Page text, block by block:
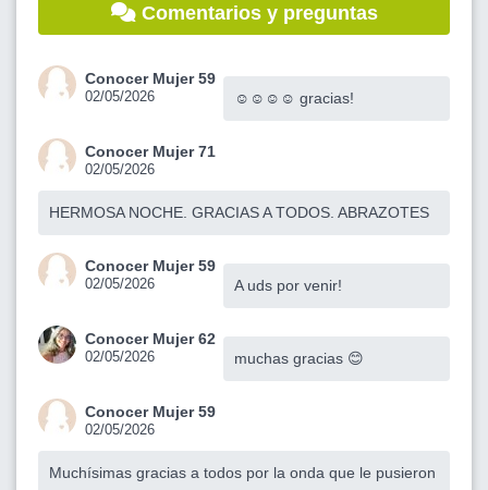
Comentarios y preguntas
Conocer Mujer 59
02/05/2026 ☺️☺️☺️☺️ gracias!
Conocer Mujer 71
02/05/2026
HERMOSA NOCHE. GRACIAS A TODOS. ABRAZOTES
Conocer Mujer 59
02/05/2026 A uds por venir!
Conocer Mujer 62
02/05/2026 muchas gracias 😊
Conocer Mujer 59
02/05/2026
Muchísimas gracias a todos por la onda que le pusieron